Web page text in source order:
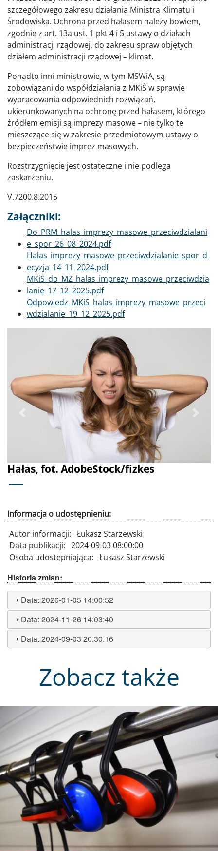
szczegółowego zakresu działania Ministra Klimatu i
Środowiska. Ochrona przed hałasem należy bowiem,
zgodnie z art. 13a ust. 1 pkt 4 i 5 ustawy o działach
administracji rządowej, do zakresu spraw objętych
działem administracji rządowej – klimat.
Ponadto inni ministrowie, w tym MSWiA, są
zobowiązani do współdziałania z MKiŚ w sprawie
wypracowania odpowiednich rozwiązań,
ukierunkowanych na ochronę przed hałasem, którego
źródłem emisji są imprezy masowe – nie tylko te
mieszczące się w zakresie przedmiotowym ustawy o
bezpieczeństwie imprez masowych.
Rozstrzygnięcie jest ostateczne i nie podlega
zaskarżeniu.
V.7200.8.2015
Załączniki:
Dokument
Do_PRM_halas_imprezy_masowe_przeciwdzialani
e_spor_26_08_2024.pdf
Dokument
Halas_imprezy_masowe_przeciwdzialanie_spor_d
ecyzja_14_11_2024.pdf
Dokument
MKiS_do_MZ_halas_imprezy_masowe_przeciwdzia
lanie_17_12_2025.pdf
Dokument
Odpowiedz_MKiS_halas_imprezy_masowe_przeci
wdzialanie_19_12_2025.pdf
Hałas, fot. AdobeStock/fizkes
Poprzednie
Informacja o udostępnieniu:
Autor informacji: Łukasz Starzewski
Data publikacji: 2024-09-03 08:00:00
Osoba udostępniająca: Łukasz Starzewski
Historia zmian:
Data:2026-01-05 14:00:52
Data:2024-11-26 14:03:40
Data:2024-09-03 20:30:16
Zobacz także